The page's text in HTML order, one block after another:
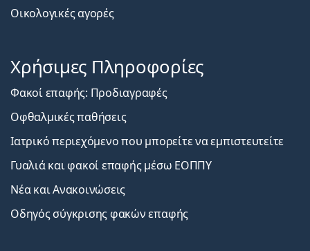
Οικολογικές αγορές
Χρήσιμες Πληροφορίες
Φακοί επαφής: Προδιαγραφές
Οφθαλμικές παθήσεις
Ιατρικό περιεχόμενο που μπορείτε να εμπιστευτείτε
Γυαλιά και φακοί επαφής μέσω ΕΟΠΠΥ
Νέα και Ανακοινώσεις
Οδηγός σύγκρισης φακών επαφής